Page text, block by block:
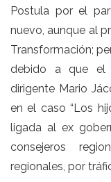
Postula por el
nuevo, aunque al
Transformación;
debido a que el
dirigente Mario
en el caso “Los
ligada al ex
consejeros
regionales, por